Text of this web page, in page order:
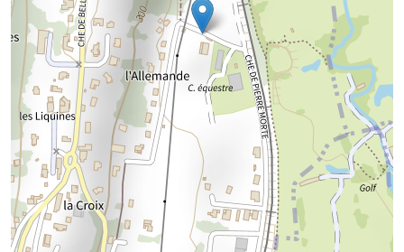
Chargement de la carte...